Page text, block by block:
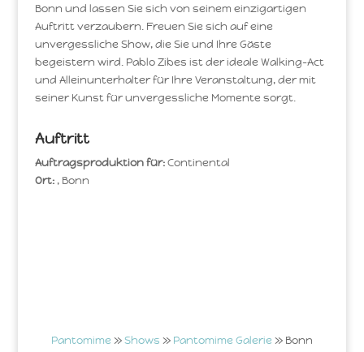
Bonn und lassen Sie sich von seinem einzigartigen
Auftritt verzaubern. Freuen Sie sich auf eine
unvergessliche Show, die Sie und Ihre Gäste
begeistern wird. Pablo Zibes ist der ideale Walking-Act
und Alleinunterhalter für Ihre Veranstaltung, der mit
seiner Kunst für unvergessliche Momente sorgt.
Auftritt
Auftragsproduktion für:Continental
Ort: , Bonn
Pantomime »Shows » Pantomime Galerie » Bonn